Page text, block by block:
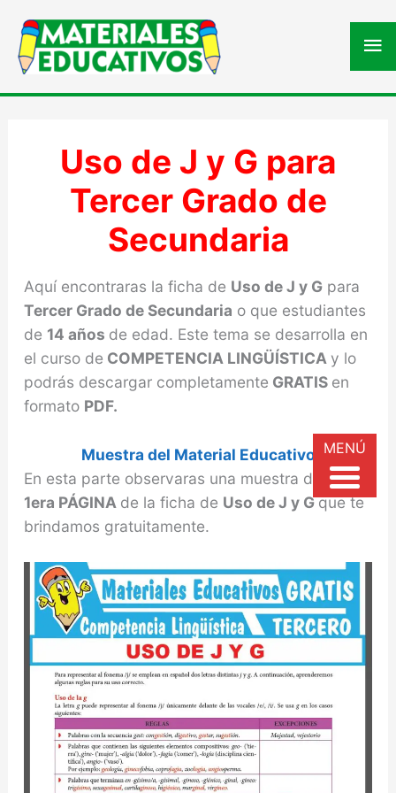
Uso de J y G para
Tercer Grado de
Secundaria
Aquí encontraras la ficha de Uso de J y Gpara
Tercer Grado de Secundaria o que estudiantes
de 14 años de edad. Este tema se desarrolla en
el curso de COMPETENCIA LINGÜÍSTICA y lo
podrás descargar completamente GRATIS en
formato PDF.
Muestra del Material Educativo
En esta parte observaras una muestra de la
1era PÁGINA de la ficha de Uso de J y Gque te
brindamos gratuitamente.
MENÚ